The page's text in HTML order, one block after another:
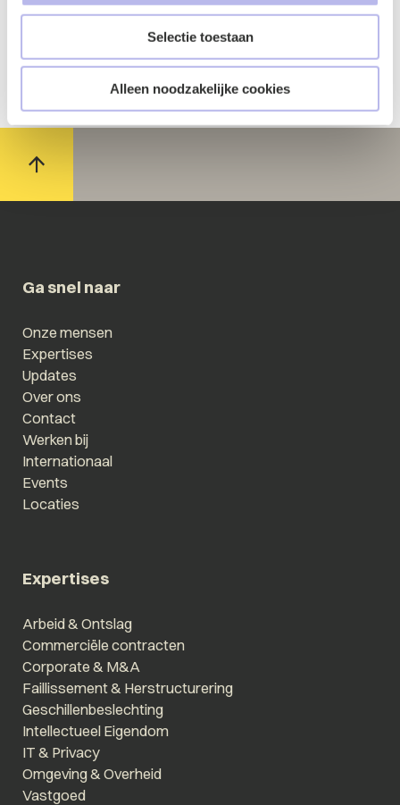
Selectie toestaan
Alleen noodzakelijke cookies
Ga snel naar
Onze mensen
Expertises
Updates
Over ons
Contact
Werken bij
Internationaal
Events
Locaties
Expertises
Arbeid & Ontslag
Commerciële contracten
Corporate & M&A
Faillissement & Herstructurering
Geschillenbeslechting
Intellectueel Eigendom
IT & Privacy
Omgeving & Overheid
Vastgoed